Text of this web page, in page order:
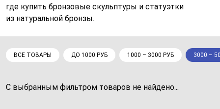
где купить бронзовые скульптуры и статуэтки
из натуральной бронзы.
ВСЕ ТОВАРЫ ДО 1000 РУБ 1000 – 3000 РУБ 3000 –
С выбранным фильтром товаров не найдено...